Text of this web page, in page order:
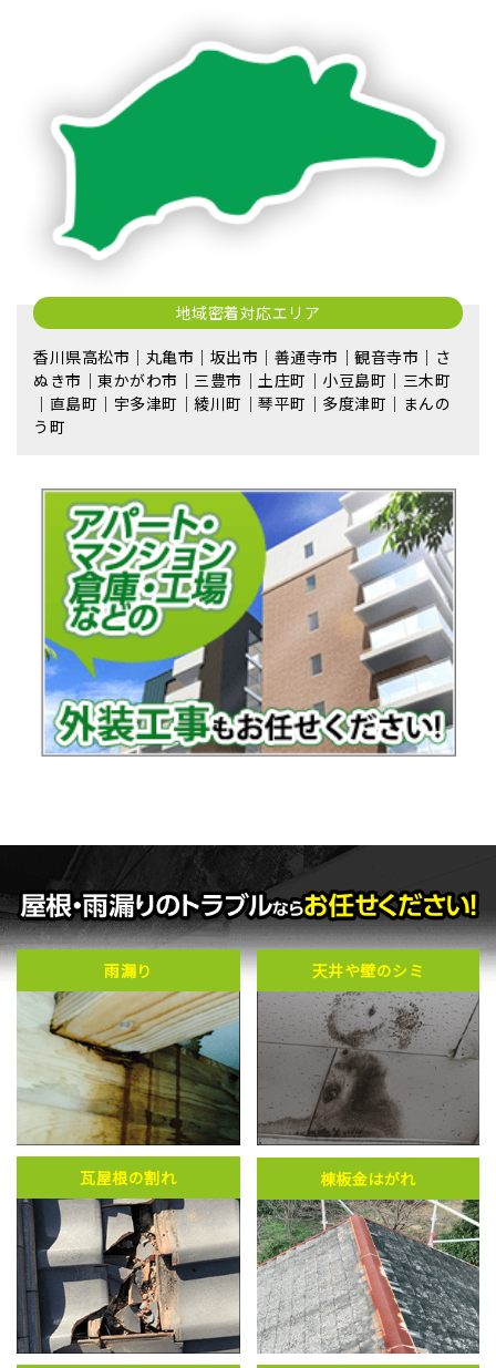
地域密着対応エリア
香川県高松市｜丸亀市｜坂出市｜善通寺市｜観音寺市｜さ
ぬき市｜東かがわ市｜三豊市｜土庄町｜小豆島町｜三木町
｜直島町｜宇多津町｜綾川町｜琴平町｜多度津町｜まんの
う町
雨漏り 天井や壁のシミ
瓦屋根の割れ 棟板金はがれ